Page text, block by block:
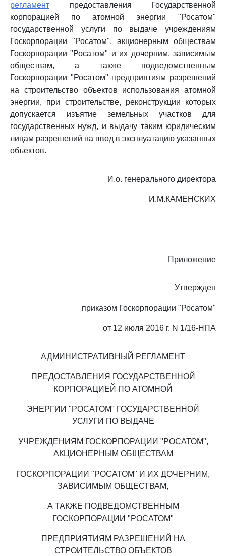
регламент предоставления Государственной
корпорацией по атомной энергии "Росатом"
государственной услуги по выдаче учреждениям
Госкорпорации "Росатом", акционерным обществам
Госкорпорации "Росатом" и их дочерним, зависимым
обществам, а также подведомственным
Госкорпорации "Росатом" предприятиям разрешений
на строительство объектов использования атомной
энергии, при строительстве, реконструкции которых
допускается изъятие земельных участков для
государственных нужд, и выдачу таким юридическим
лицам разрешений на ввод в эксплуатацию указанных
объектов.
И.о. генерального директора
И.М.КАМЕНСКИХ
Приложение
Утвержден
приказом Госкорпорации "Росатом"
от 12 июля 2016 г. N 1/16-НПА
АДМИНИСТРАТИВНЫЙ РЕГЛАМЕНТ
ПРЕДОСТАВЛЕНИЯ ГОСУДАРСТВЕННОЙ
КОРПОРАЦИЕЙ ПО АТОМНОЙ
ЭНЕРГИИ "РОСАТОМ" ГОСУДАРСТВЕННОЙ
УСЛУГИ ПО ВЫДАЧЕ
УЧРЕЖДЕНИЯМ ГОСКОРПОРАЦИИ "РОСАТОМ",
АКЦИОНЕРНЫМ ОБЩЕСТВАМ
ГОСКОРПОРАЦИИ "РОСАТОМ" И ИХ ДОЧЕРНИМ,
ЗАВИСИМЫМ ОБЩЕСТВАМ,
А ТАКЖЕ ПОДВЕДОМСТВЕННЫМ
ГОСКОРПОРАЦИИ "РОСАТОМ"
ПРЕДПРИЯТИЯМ РАЗРЕШЕНИЙ НА
СТРОИТЕЛЬСТВО ОБЪЕКТОВ